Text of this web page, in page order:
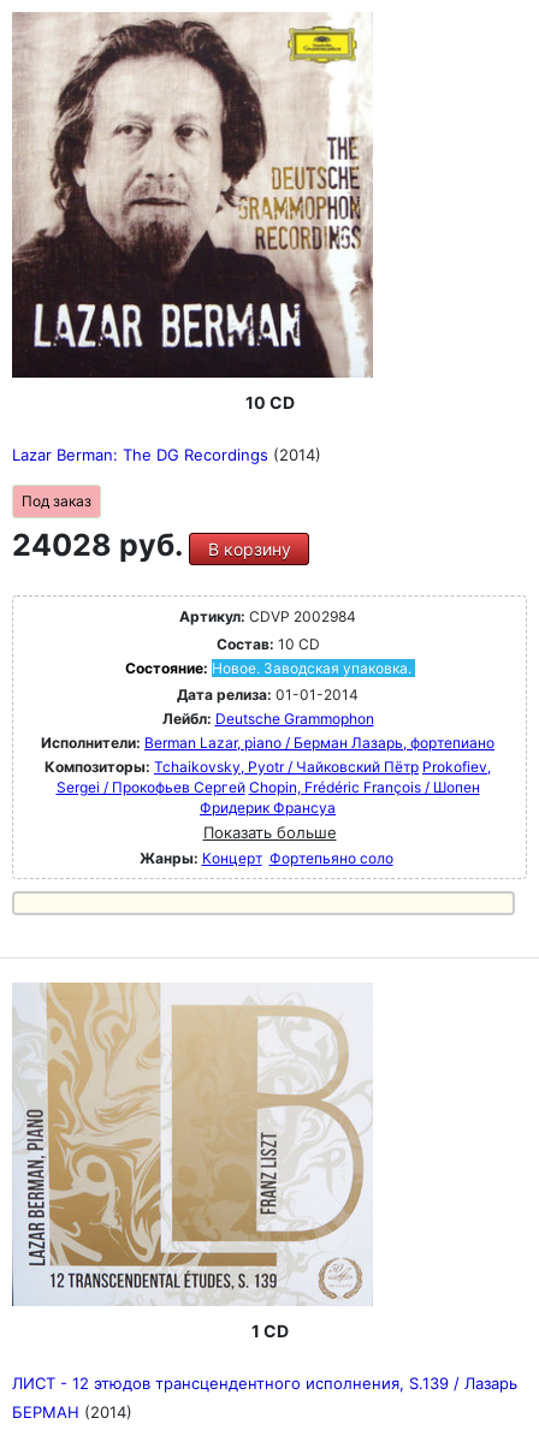
10 CD
Lazar Berman: The DG Recordings (2014)
Под заказ
24028 руб. В корзину
Артикул: CDVP 2002984
Состав: 10 CD
Состояние: Новое. Заводская упаковка.
Дата релиза: 01-01-2014
Лейбл: Deutsche Grammophon
Исполнители: Berman Lazar, piano / Берман Лазарь, фортепиано
Композиторы: Tchaikovsky, Pyotr / Чайковский Пётр Prokofiev,
Sergei / Прокофьев Сергей Chopin, Frédéric François / Шопен
Фридерик Франсуа
Показать больше
Жанры: Концерт Фортепьяно соло
1 CD
ЛИСТ - 12 этюдов трансцендентного исполнения, S.139 / Лазарь
БЕРМАН (2014)